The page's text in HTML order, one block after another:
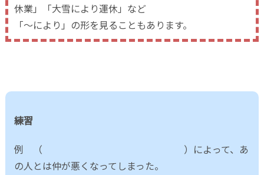
休業」「大雪により運休」など
「～により」の形を見ることもあります。
練習
例 （ ）によって、あ
の人とは仲が悪くなってしまった。